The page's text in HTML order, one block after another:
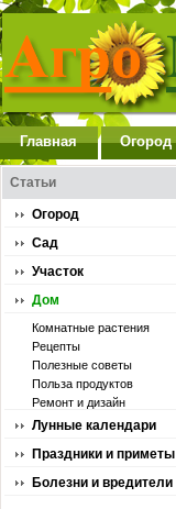
Главная Огород
Статьи
Огород
Сад
Участок
Дом
Комнатные растения
Рецепты
Полезные советы
Польза продуктов
Ремонт и дизайн
Лунные календари
Праздники и приметы
Болезни и вредители